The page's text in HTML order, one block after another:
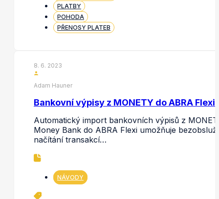
PLATBY
POHODA
PŘENOSY PLATEB
8. 6. 2023
Adam Hauner
Bankovní výpisy z MONETY do ABRA Flexi
Automatický import bankovních výpisů z
Money Bank do ABRA Flexi umožňuje
načítání transakcí…
NÁVODY